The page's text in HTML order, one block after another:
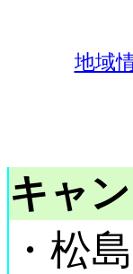
地域
キャ
・松